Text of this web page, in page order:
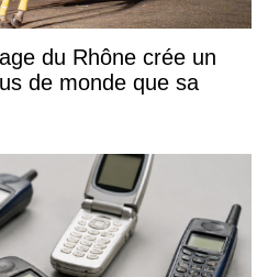
du Rhône crée un
de monde que sa